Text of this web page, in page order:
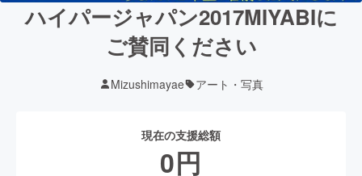
ハイパージャパン2017MIYABIに
ご賛同ください
Mizushimayae アート・写真
現在の支援総額
0円